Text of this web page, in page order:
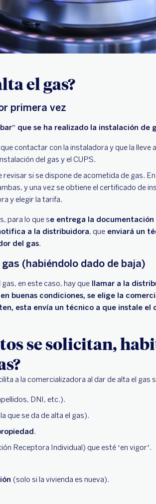
el gas?
primera vez
que se ha realizado la instalación de
que contactar con la instaladora y que la
del gas y el CUPS.
revisar si se dispone de acometida de gas.
y una vez se obtiene el certificado de
y elegir la tarifa.
para lo que se entrega la documentación
a la distribuidora, que enviará un
del gas.
(habiéndolo dado de baja)
en este caso, hay que llamar a la
buenas condiciones, se elige la
esta envía un técnico a que instale el
se solicitan,
a la comercializadora al dar de alta el gas
DNI, etc.).
que se da de alta el gas).
.
Receptora Individual) que esté ‘en vigor’.
(solo si la vivienda es nueva).